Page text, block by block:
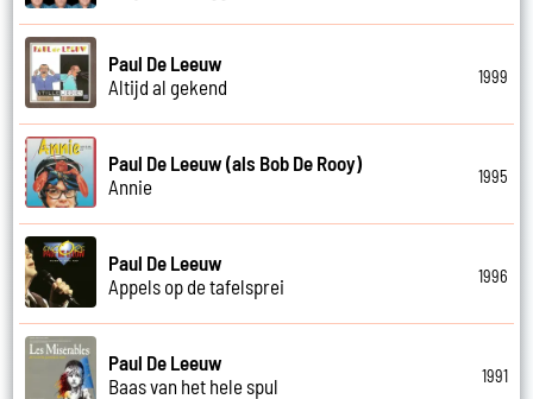
Paul De Leeuw
Altijd al gekend
1999
Paul De Leeuw (als Bob De Rooy)
Annie
1995
Paul De Leeuw
Appels op de tafelsprei
1996
Paul De Leeuw
Baas van het hele spul
1991